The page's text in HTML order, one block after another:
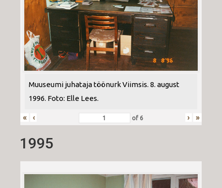
Muuseumi juhataja töönurk Viimsis. 8. august
1996. Foto: Elle Lees.
« ‹ of 6 › »
1995